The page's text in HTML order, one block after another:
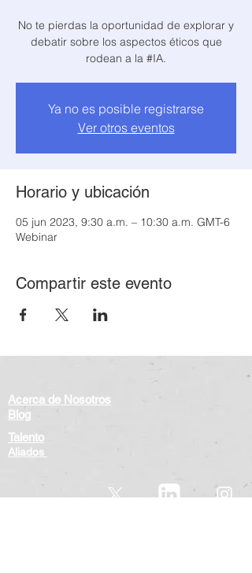
No te pierdas la oportunidad de explorar y
debatir sobre los aspectos éticos que
rodean a la #IA.
Ya no es posible registrarse
Ver otros eventos
Horario y ubicación
05 jun 2023, 9:30 a.m. – 10:30 a.m. GMT-6
Webinar
Compartir este evento
Acerca de Nosotros
Blog
Talento
Aliados